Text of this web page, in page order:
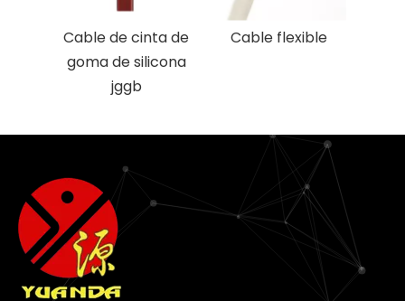
Cable de cinta de
goma de silicona
jggb
Cable flexible